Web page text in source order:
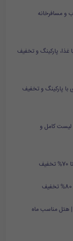
و مسافرخانه
غذا، پارکینگ و تخفیف
پارکینگ و تخفیف
کامل و
| هتل مناسب ماه